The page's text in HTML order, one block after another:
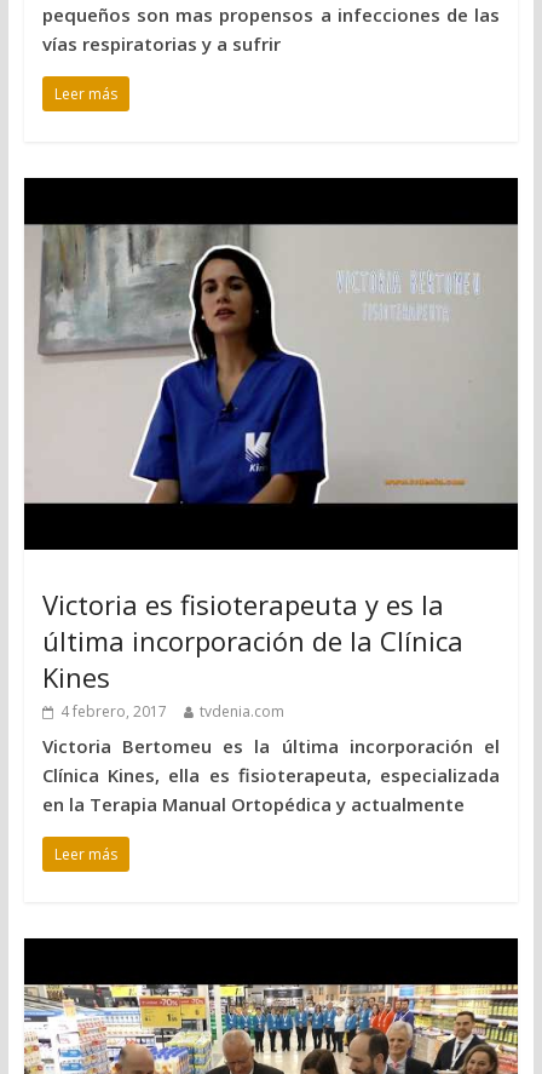
pequeños son mas propensos a infecciones de las
vías respiratorias y a sufrir
Leer más
Victoria es fisioterapeuta y es la
última incorporación de la Clínica
Kines
4 febrero, 2017 tvdenia.com
Victoria Bertomeu es la última incorporación el
Clínica Kines, ella es fisioterapeuta, especializada
en la Terapia Manual Ortopédica y actualmente
Leer más